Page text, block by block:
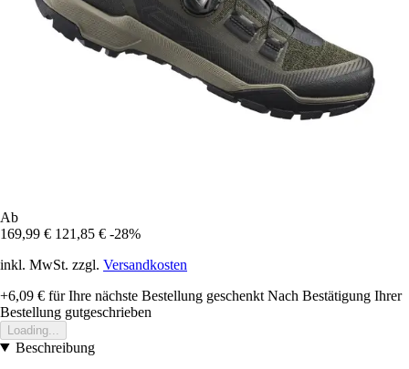
Ab
169,99 € 121,85 € -28%
inkl. MwSt. zzgl. Versandkosten
+6,09 € für Ihre nächste Bestellung geschenkt Nach Bestätigung Ihrer
Bestellung gutgeschrieben
Loading...
Beschreibung